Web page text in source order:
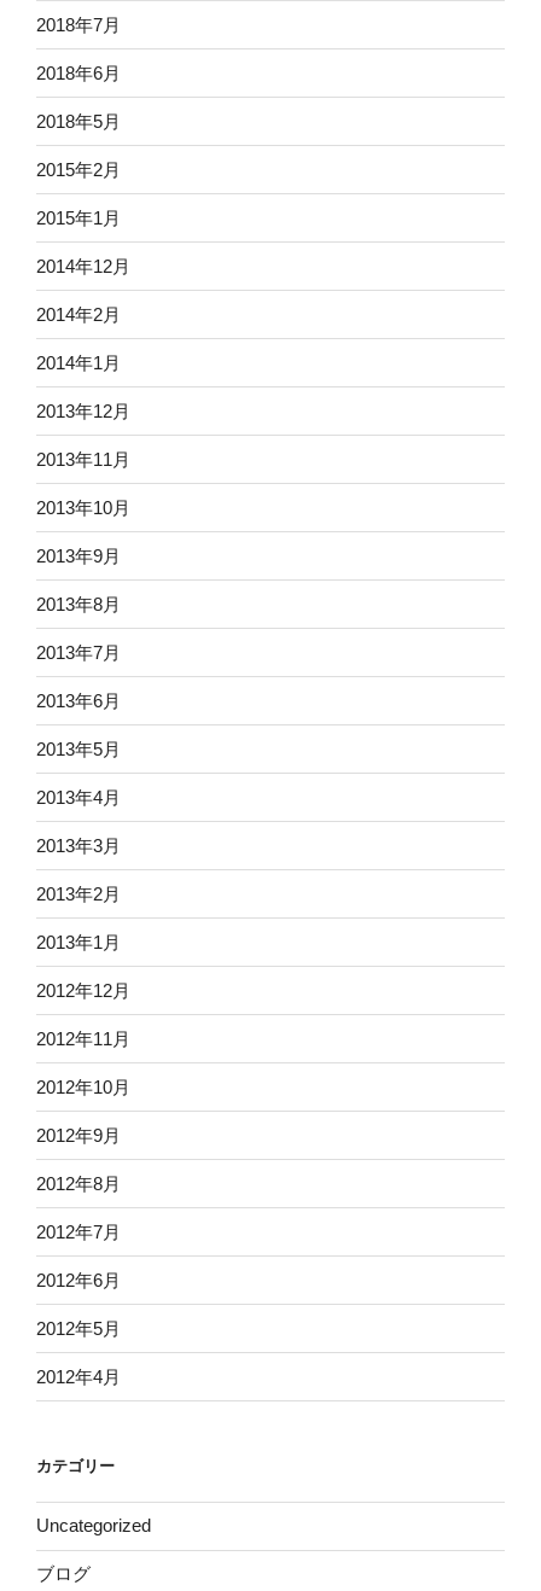
2018年7月
2018年6月
2018年5月
2015年2月
2015年1月
2014年12月
2014年2月
2014年1月
2013年12月
2013年11月
2013年10月
2013年9月
2013年8月
2013年7月
2013年6月
2013年5月
2013年4月
2013年3月
2013年2月
2013年1月
2012年12月
2012年11月
2012年10月
2012年9月
2012年8月
2012年7月
2012年6月
2012年5月
2012年4月
カテゴリー
Uncategorized
ブログ